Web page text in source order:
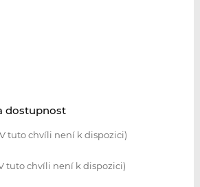
dostupnost
tuto chvíli není k dispozici)
tuto chvíli není k dispozici)